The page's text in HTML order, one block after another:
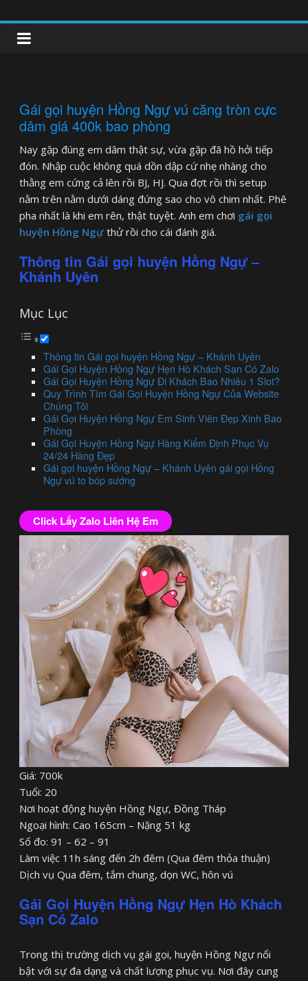
to
content
clipnonglive.com
Gái gọi huyện Hồng Ngự vú căng tròn cực
dâm giá 400k bao phòng
Nay gặp đúng em dâm thật sự, vừa gặp đã hồ hởi tiếp
đón. Nhập cuộc không quá dồn dập cứ nhẹ nhàng cho
thằng em cứng cả lên rồi BJ, HJ. Qua đợt rồi thì setup
nằm trên nằm dưới dáng đứng sao cho vô chim nhất. Phê
pha nhất là khi em rên, thật tuyệt. Anh em chơi gái gọi
huyện Hồng Ngự thử rồi cho cái đánh giá.
Thông tin Gái gọi huyện Hồng Ngự –
Khánh Uyên
Mục Lục
Thông tin Gái gọi huyện Hồng Ngự – Khánh Uyên
Gái Gọi Huyện Hồng Ngự Hẹn Hò Khách Sạn Có Zalo
Gái Gọi Huyện Hồng Ngự Đi Khách Bao Nhiêu 1 Slot?
Quy Trình Tìm Gái Gọi Huyện Hồng Ngự Của Website
Chúng Tôi
Gái Gọi Huyện Hồng Ngự Em Sinh Viên Đẹp Xinh Bao
Phòng
Gái Gọi Huyện Hồng Ngự Hàng Kiểm Định Phục Vụ
24/24 Hàng Đẹp
Gái gọi huyện Hồng Ngự – Khánh Uyên gái gọi Hồng
Ngự vú to bóp sướng
Click Lấy Zalo Liên Hệ Em
Giá: 700k
Tuổi: 20
Nơi hoạt động huyện Hồng Ngự, Đồng Tháp
Ngoại hình: Cao 165cm – Nặng 51 kg
Số đo: 91 – 62 – 91
Làm việc 11h sáng đến 2h đêm (Qua đêm thỏa thuận)
Dịch vụ Qua đêm, tắm chung, dọn WC, hôn vú
Gái Gọi Huyện Hồng Ngự Hẹn Hò Khách
Sạn Có Zalo
Trong thị trường dịch vụ gái gọi, huyện Hồng Ngự nổi
bật với sự đa dạng và chất lượng phục vụ. Nơi đây cung